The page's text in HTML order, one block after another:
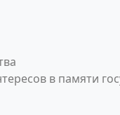
в памяти